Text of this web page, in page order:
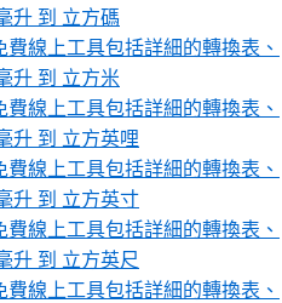
升 到 立方碼
線上工具包括詳細的轉換表、
升 到 立方米
線上工具包括詳細的轉換表、
升 到 立方英哩
線上工具包括詳細的轉換表、
升 到 立方英寸
線上工具包括詳細的轉換表、
升 到 立方英尺
線上工具包括詳細的轉換表、